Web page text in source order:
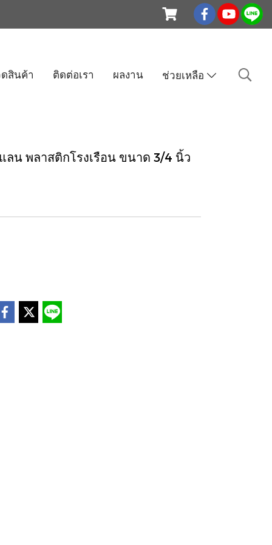
สินค้า ติดต่อเรา ผลงาน ช่วยเหลือ
น พลาสติกโรงเรือน ขนาด 3/4 นิ้ว